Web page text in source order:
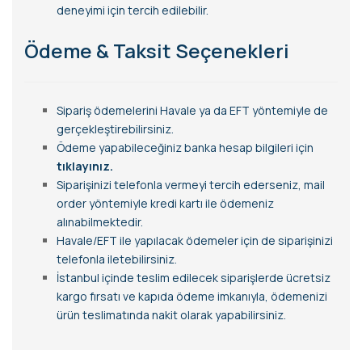
deneyimi için tercih edilebilir.
Ödeme & Taksit Seçenekleri
Sipariş ödemelerini Havale ya da EFT yöntemiyle de
gerçekleştirebilirsiniz.
Ödeme yapabileceğiniz banka hesap bilgileri için
tıklayınız.
Siparişinizi telefonla vermeyi tercih ederseniz, mail
order yöntemiyle kredi kartı ile ödemeniz
alınabilmektedir.
Havale/EFT ile yapılacak ödemeler için de siparişinizi
telefonla iletebilirsiniz.
İstanbul içinde teslim edilecek siparişlerde ücretsiz
kargo fırsatı ve kapıda ödeme imkanıyla, ödemenizi
ürün teslimatında nakit olarak yapabilirsiniz.